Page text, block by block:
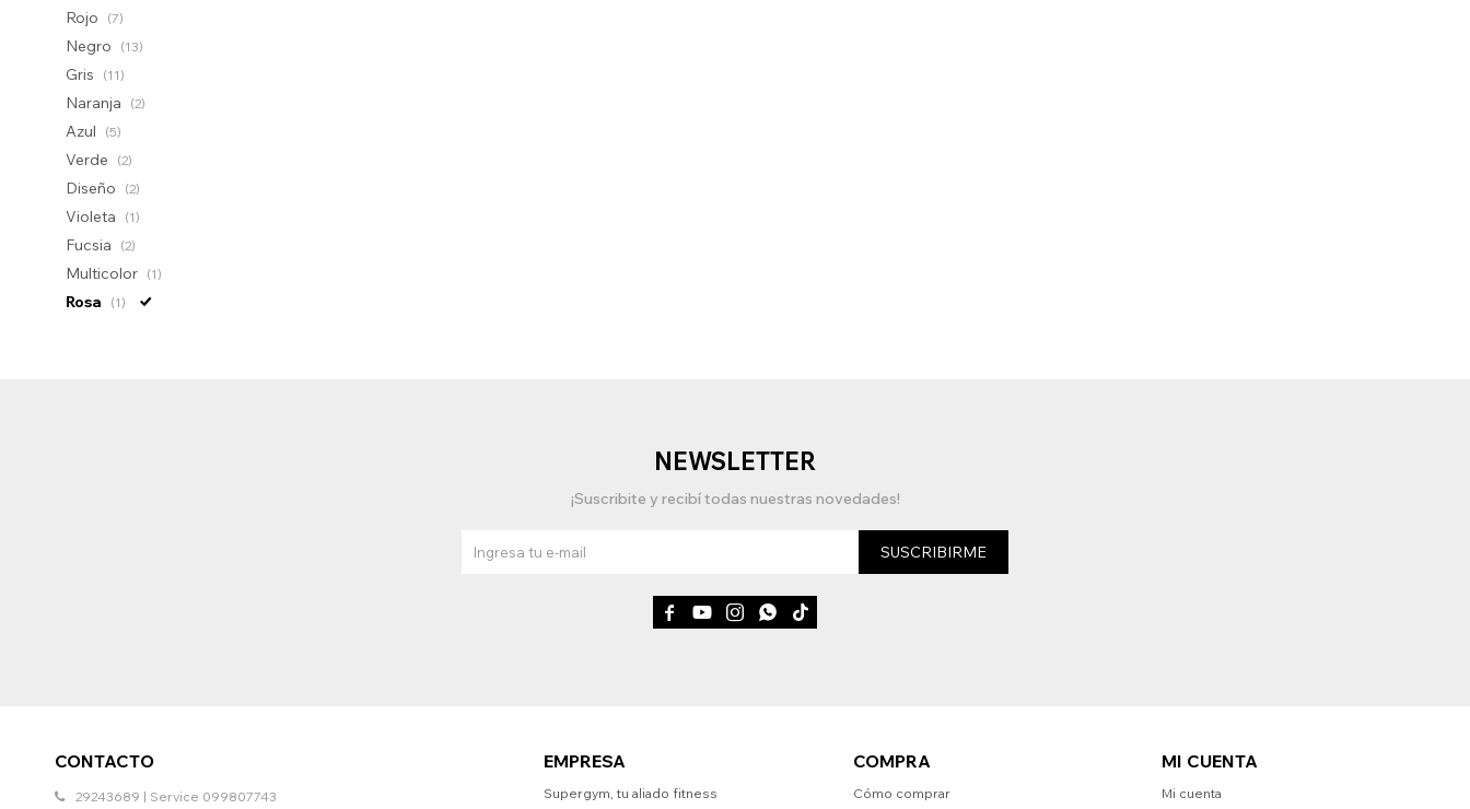
Rojo (7)
Negro (13)
Gris (11)
Naranja (2)
Azul (5)
Verde (2)
Diseño (2)
Violeta (1)
Fucsia (2)
Multicolor (1)
Rosa (1)
CONTACTO
29243689 | Service 099807743
EMPRESA
Supergym, tu aliado fitness
COMPRA
Cómo comprar
MI CUENTA
Mi cuenta
NEWSLETTER
¡Suscribite y recibí todas nuestras novedades!
SUSCRIBIRME
    